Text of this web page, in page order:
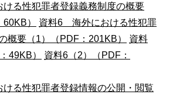
る性犯罪者登録義務制度の概要
）
資料6 海外における性犯罪
概要（1）（PDF：201KB）
資料
49KB）
資料6（2）（PDF：
る性犯罪者登録情報の公開・閲覧